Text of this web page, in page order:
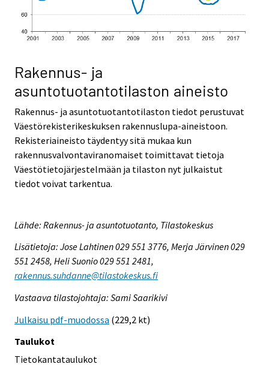
Rakennus- ja
asuntotuotantotilaston aineisto
Rakennus- ja asuntotuotantotilaston tiedot perustuvat
Väestörekisterikeskuksen rakennuslupa-aineistoon.
Rekisteriaineisto täydentyy sitä mukaa kun
rakennusvalvontaviranomaiset toimittavat tietoja
Väestötietojärjestelmään ja tilaston nyt julkaistut
tiedot voivat tarkentua.
Lähde: Rakennus- ja asuntotuotanto, Tilastokeskus
Lisätietoja: Jose Lahtinen 029 551 3776, Merja Järvinen 029
551 2458, Heli Suonio 029 551 2481,
rakennus.suhdanne@tilastokeskus.fi
Vastaava tilastojohtaja: Sami Saarikivi
Julkaisu pdf-muodossa (229,2 kt)
Taulukot
Tietokantataulukot